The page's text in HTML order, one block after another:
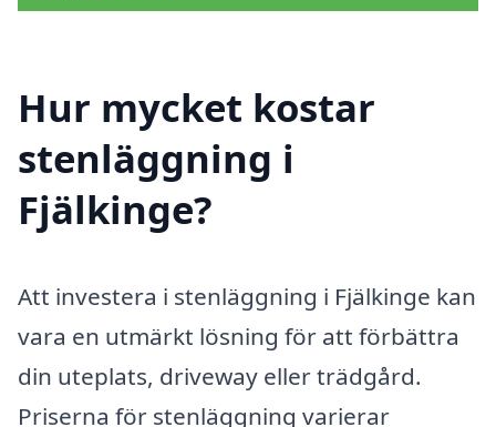
Hur mycket kostar
stenläggning i
Fjälkinge?
Att investera i stenläggning i Fjälkinge kan
vara en utmärkt lösning för att förbättra
din uteplats, driveway eller trädgård.
Priserna för stenläggning varierar